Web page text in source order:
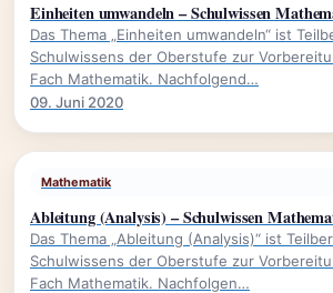
Einheiten umwandeln – Schulwissen
Das Thema „Einheiten umwandeln“ ist
Schulwissens der Oberstufe zur
Fach Mathematik. Nachfolgend…
09. Juni 2020
Mathematik
Ableitung (Analysis) – Schulwissen
Das Thema „Ableitung (Analysis)“ ist
Schulwissens der Oberstufe zur
Fach Mathematik. Nachfolgen…